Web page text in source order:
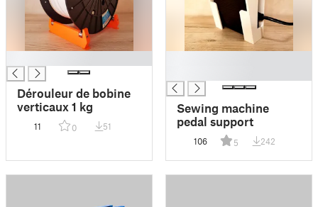
Dérouleur de bobine
verticaux 1 kg
11 0 51
Sewing machine
pedal support
106 5 242